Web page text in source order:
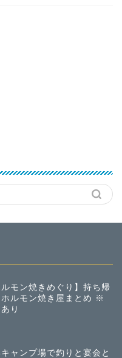
ルモン焼きめぐり】持ち帰
ホルモン焼き屋まとめ ※
り
ャンプ場で釣りと宴会と